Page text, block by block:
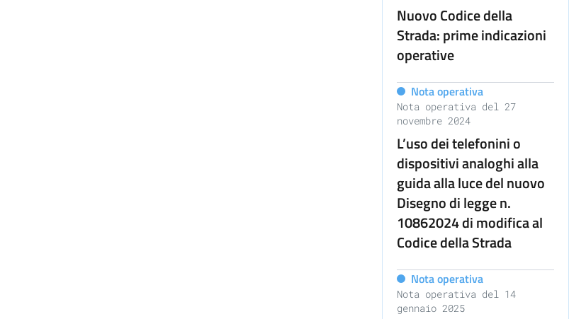
Nuovo Codice della
Strada: prime indicazioni
operative
Nota operativa
Nota operativa del 27
novembre 2024
L’uso dei telefonini o
dispositivi analoghi alla
guida alla luce del nuovo
Disegno di legge n.
10862024 di modifica al
Codice della Strada
Nota operativa
Nota operativa del 14
gennaio 2025